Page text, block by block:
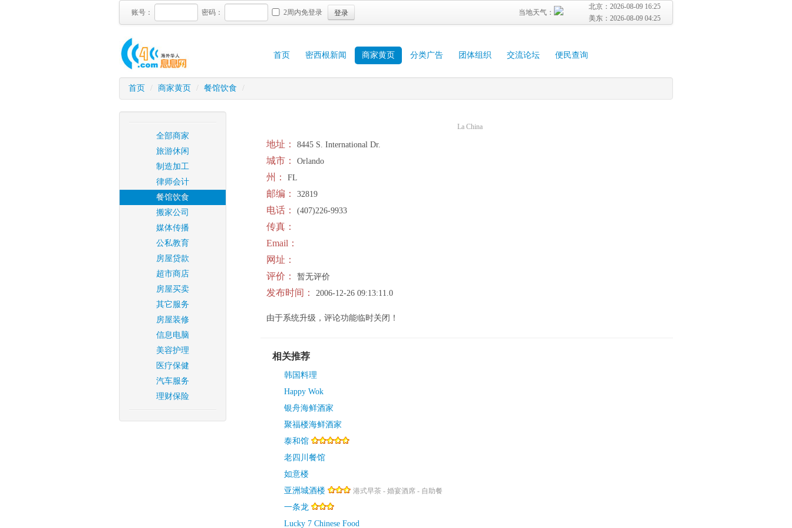
账号： 密码： 2周内免登录 登录
北京： 2026-08-09 16:25
美东： 2026-08-09 04:25
当地天气：
首页 密西根新闻 商家黄页 分类广告 团体组织 交流论坛 便民查询
首页 / 商家黄页 / 餐馆饮食 /
全部商家
旅游休闲
制造加工
律师会计
餐馆饮食
搬家公司
媒体传播
公私教育
房屋贷款
超市商店
房屋买卖
其它服务
房屋装修
信息电脑
美容护理
医疗保健
汽车服务
理财保险
La China
地址： 8445 S. International Dr.
城市： Orlando
州： FL
邮编： 32819
电话： (407)226-9933
传真：
Email：
网址：
评价：
暂无评价
发布时间： 2006-12-26 09:13:11.0
由于系统升级，评论功能临时关闭！
相关推荐
韩国料理
Happy Wok
银舟海鲜酒家
聚福楼海鲜酒家
泰和馆
老四川餐馆
如意楼
亚洲城酒楼
港式早茶 - 婚宴酒席 - 自助餐
一条龙
Lucky 7 Chinese Food